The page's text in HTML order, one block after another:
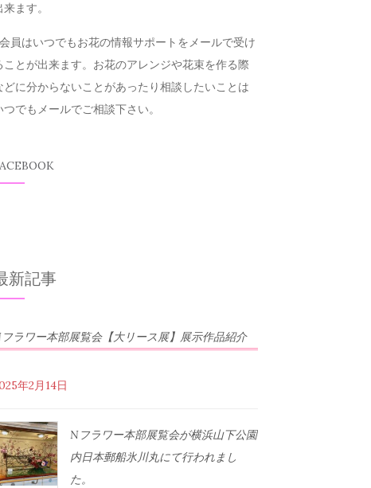
来ます。
員はいつでもお花の情報サポートをメールで受け
ことが出来ます。お花のアレンジや花束を作る際
どに分からないことがあったり相談したいことは
つでもメールでご相談下さい。
新記事
ラワー本部展覧会【大リース展】展示作品紹介
年2月14日
Nフラワー本部展覧会が横浜山下公園
内日本郵船氷川丸にて行われまし
た。